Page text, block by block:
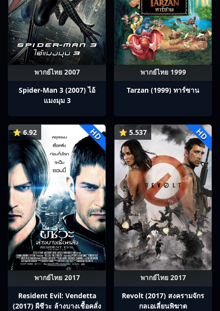
พากย์ไทย 2007
Spider-Man 3 (2007) ไอ้
แมงมุม 3
พากย์ไทย 1999
Tarzan (1999) ทาร์ซาน
⭐ 6.92 HD
พากย์ไทย 2017
Resident Evil: Vendetta
(2017) ผีชีวะ ล้างบางเชื้อคลั่ง
⭐ 5.537 HD
พากย์ไทย 2017
Revolt (2017) สงครามจักร
กลเอเลี่ยนพิฆาต